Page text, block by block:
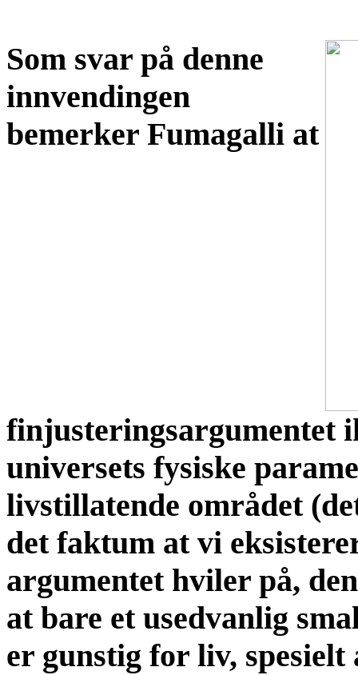
Som svar på denne
innvendingen
bemerker Fumagalli at
finjusteringsargumentet
universets fysiske
livstillatende området
det faktum at vi
argumentet hviler på,
at bare et usedvanlig
er gunstig for liv,